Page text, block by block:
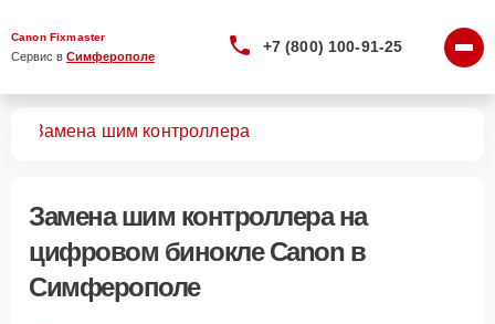
Canon Fixmaster
Сервис в Симферополе
+7 (800) 100-91-25
Замена шим контроллера
Замена шим контроллерана
цифровом бинокле Canon в
Симферополе